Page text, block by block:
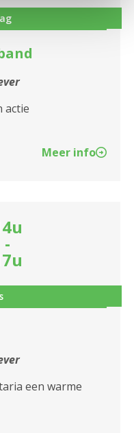
actie
Meer info
-
een warme